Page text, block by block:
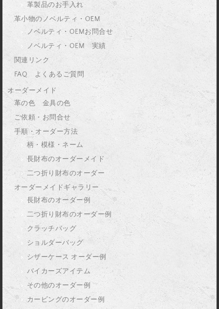
革製品のお手入れ
革小物のノベルティ・OEM
ノベルティ・OEMお問合せ
ノベルティ・OEM 実績
関連リンク
FAQ よくあるご質問
オーダーメイド
革の色 金具の色
ご依頼・お問合せ
手順・オーダー方法
柄・模様・ネーム
長財布のオーダーメイド
二つ折り財布のオーダー
オーダーメイドギャラリー
長財布のオーダー例
二つ折り財布のオーダー例
クラッチバッグ
ショルダーバッグ
シザーケース オーダー例
バイカーズアイテム
その他のオーダー例
カービングのオーダー例